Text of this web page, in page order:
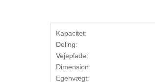
Kapacitet:
Deling:
Vejeplade:
Dimension:
Egenvægt: